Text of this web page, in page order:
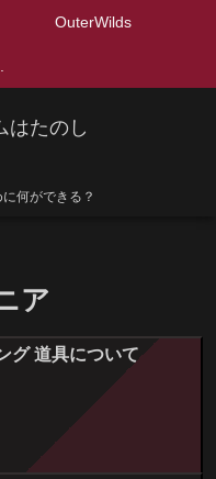
はたのし
何ができる？
OuterWilds
ア
グ 道具について